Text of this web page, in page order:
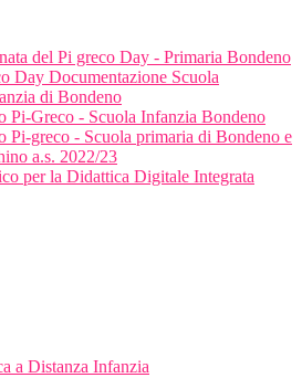
del Pi greco Day - Primaria Bondeno
Day Documentazione Scuola
di Bondeno
Pi-Greco - Scuola Infanzia Bondeno
Pi-greco - Scuola primaria di Bondeno e
a.s. 2022/23
per la Didattica Digitale Integrata
a Distanza Infanzia